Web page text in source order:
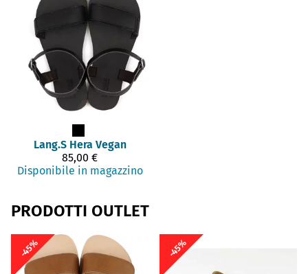
Lang.S Hera Vegan
85,00 €
Disponibile in magazzino
PRODOTTI OUTLET
-45% -45%